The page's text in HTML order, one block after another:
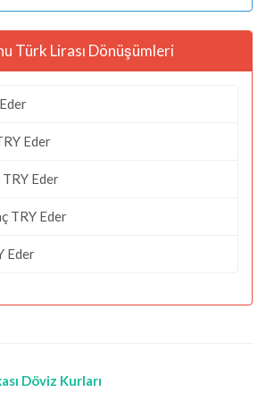
Türk Lirası Dönüşümleri
Eder
Eder
TRY Eder
Eder
Döviz Kurları